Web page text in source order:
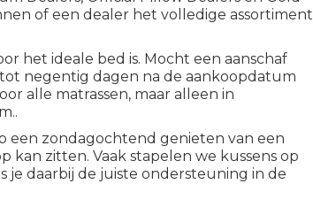
of een dealer het volledige assortiment
het ideale bed is. Mocht een aanschaf
negentig dagen na de aankoopdatum
alle matrassen, maar alleen in
een zondagochtend genieten van een
zitten. Vaak stapelen we kussens op
je daarbij de juiste ondersteuning in de